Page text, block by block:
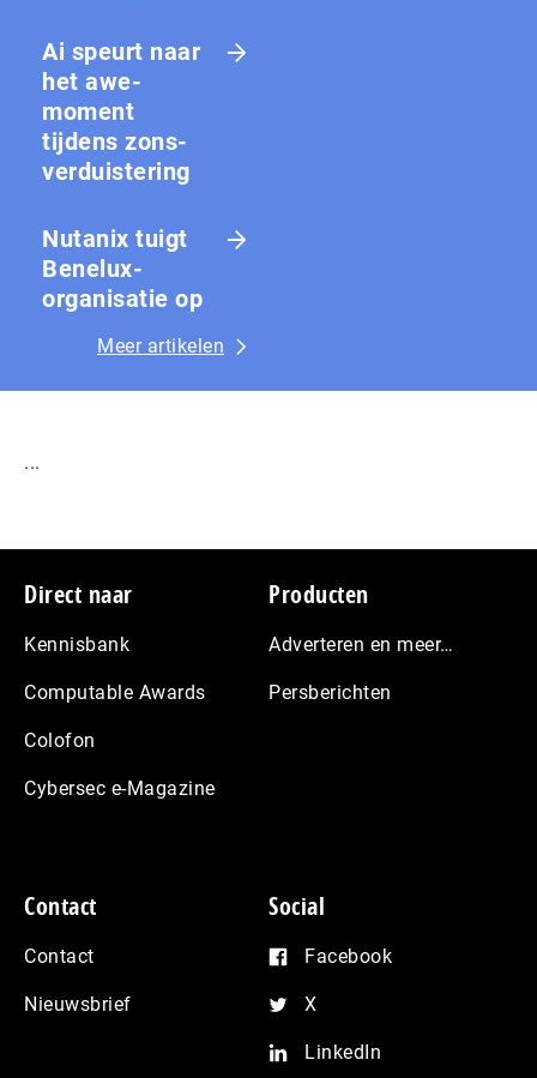
Ai speurt naar
het awe-
moment
tijdens zons­
ver­duis­te­ring
Nutanix tuigt
Benelux-
organisatie op
Meer artikelen
...
Footer
Direct naar
Kennisbank
Computable Awards
Colofon
Cybersec e-Magazine
Producten
Adverteren en meer…
Persberichten
Contact
Contact
Nieuwsbrief
Social
Facebook
X
LinkedIn